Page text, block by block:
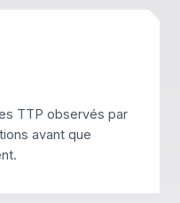
TTP observés par
avant que